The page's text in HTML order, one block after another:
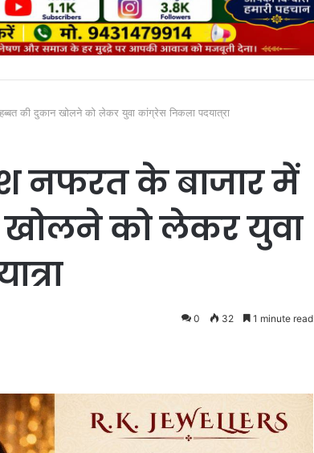
की दुकान खोलने को लेकर युवा कांग्रेस निकला पदयात्रा
नफरत के बाजार में
खोलने को लेकर युवा
0 32 1 minute read